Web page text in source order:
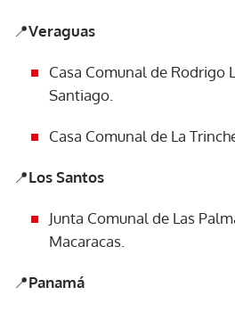
📍Veraguas
Casa Comunal de Rodrigo
Santiago.
Casa Comunal de La
📍Los Santos
Junta Comunal de Las
Macaracas.
📍Panamá